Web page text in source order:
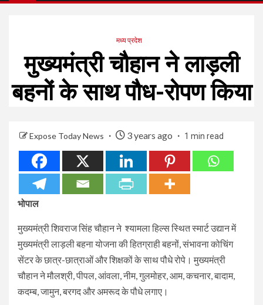
मध्य प्रदेश
मुख्यमंत्री चौहान ने लाड़ली
बहनों के साथ पौध-रोपण किया
Expose Today News 3 years ago 1 min read
भोपाल
मुख्यमंत्री शिवराज सिंह चौहान ने श्यामला हिल्स स्थित स्मार्ट उद्यान में
मुख्यमंत्री लाड़ली बहना योजना की हितग्राही बहनों, संभावना कोचिंग
सेंटर के छात्र-छात्राओं और शिक्षकों के साथ पौधे रोपे। मुख्यमंत्री
चौहान ने मौलश्री, पीपल, आंवला, नीम, गुलमोहर, आम, कचनार, बादाम,
कदम्ब, जामुन, बरगद और अमरूद के पौधे लगाए।